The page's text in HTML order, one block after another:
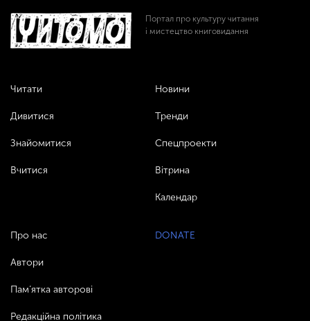
Портал про культуру читання
і мистецтво книговидання
Читати
Дивитися
Знайомитися
Вчитися
Новини
Тренди
Спецпроекти
Вітрина
Календар
Про нас
Автори
Пам’ятка авторові
Редакційна політика
DONATE